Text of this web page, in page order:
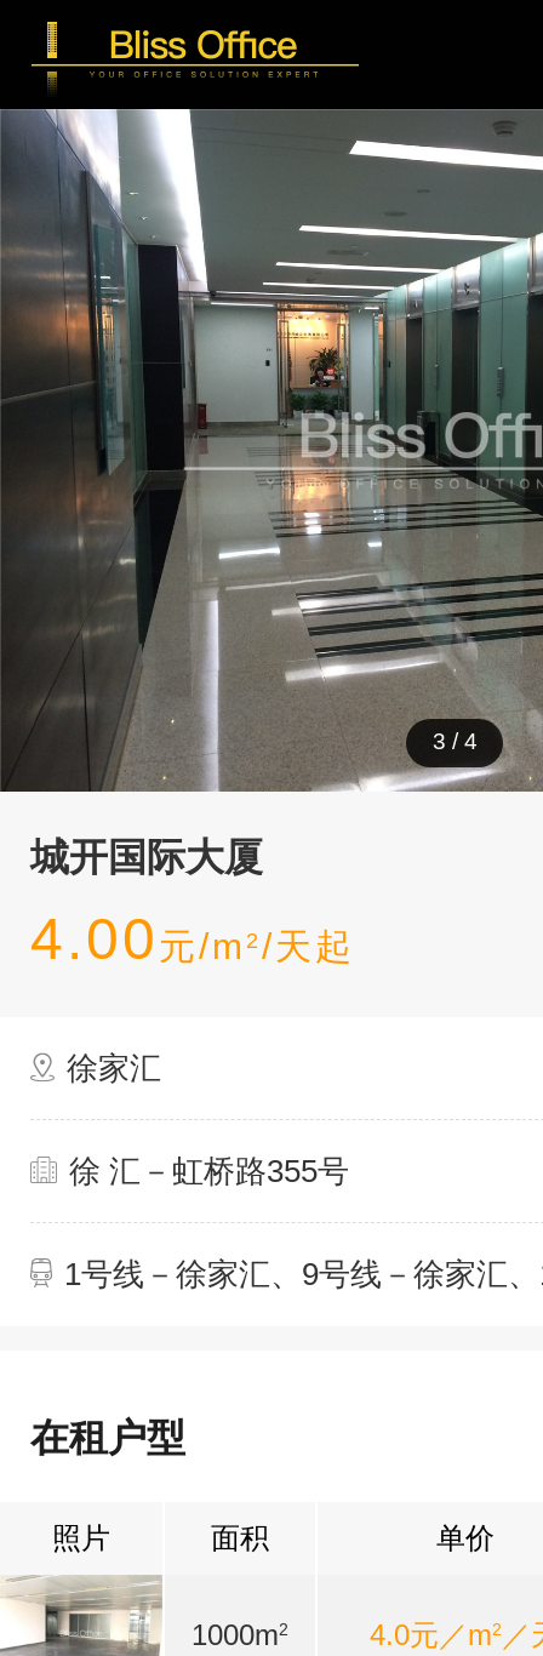
3 /4
城开国际大厦
4.00 元/m 2 /天起
徐家汇
徐 汇－虹桥路355号
1号线－徐家汇、9号线－徐家汇
在租户型
照片 面积 单价
1000m2 4.0元／m2 ／